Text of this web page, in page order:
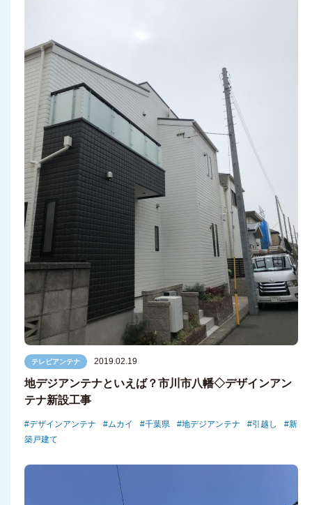
テレビアンテナ 2019.02.19
地デジアンテナといえば？市川市八幡◇デザインアン
テナ新設工事
デザインアンテナ ムカイ 千葉県 地デジアンテナ 引越し
新
築戸建て